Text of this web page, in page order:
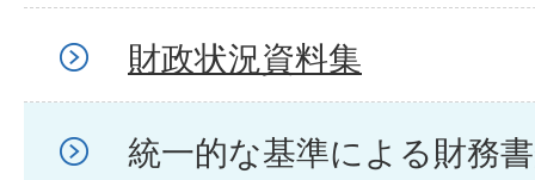
財政状況資料集
統一的な基準による財務